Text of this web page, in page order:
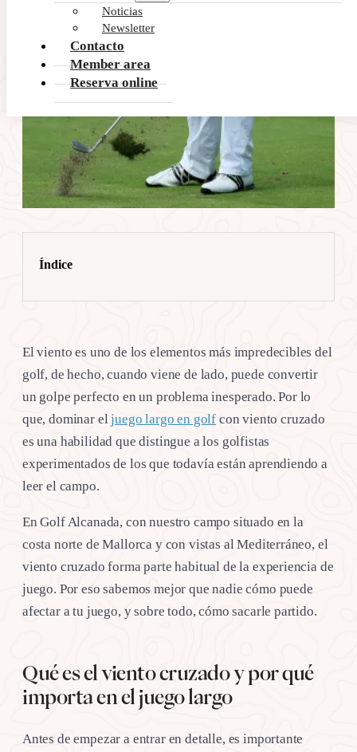
Noticias
Newsletter
Contacto
Member area
Reserva online
Índice
El viento es uno de los elementos más impredecibles del
golf, de hecho, cuando viene de lado, puede convertir
un golpe perfecto en un problema inesperado. Por lo
que, dominar eljuego largo en golf con viento cruzado
es una habilidad que distingue a los golfistas
experimentados de los que todavía están aprendiendo a
leer el campo.
En Golf Alcanada, con nuestro campo situado en la
costa norte de Mallorca y con vistas al Mediterráneo, el
viento cruzado forma parte habitual de la experiencia de
juego. Por eso sabemos mejor que nadie cómo puede
afectar a tu juego, y sobre todo, cómo sacarle partido.
Qué es el viento cruzado y por qué
importa en el juego largo
Antes de empezar a entrar en detalle, es importante